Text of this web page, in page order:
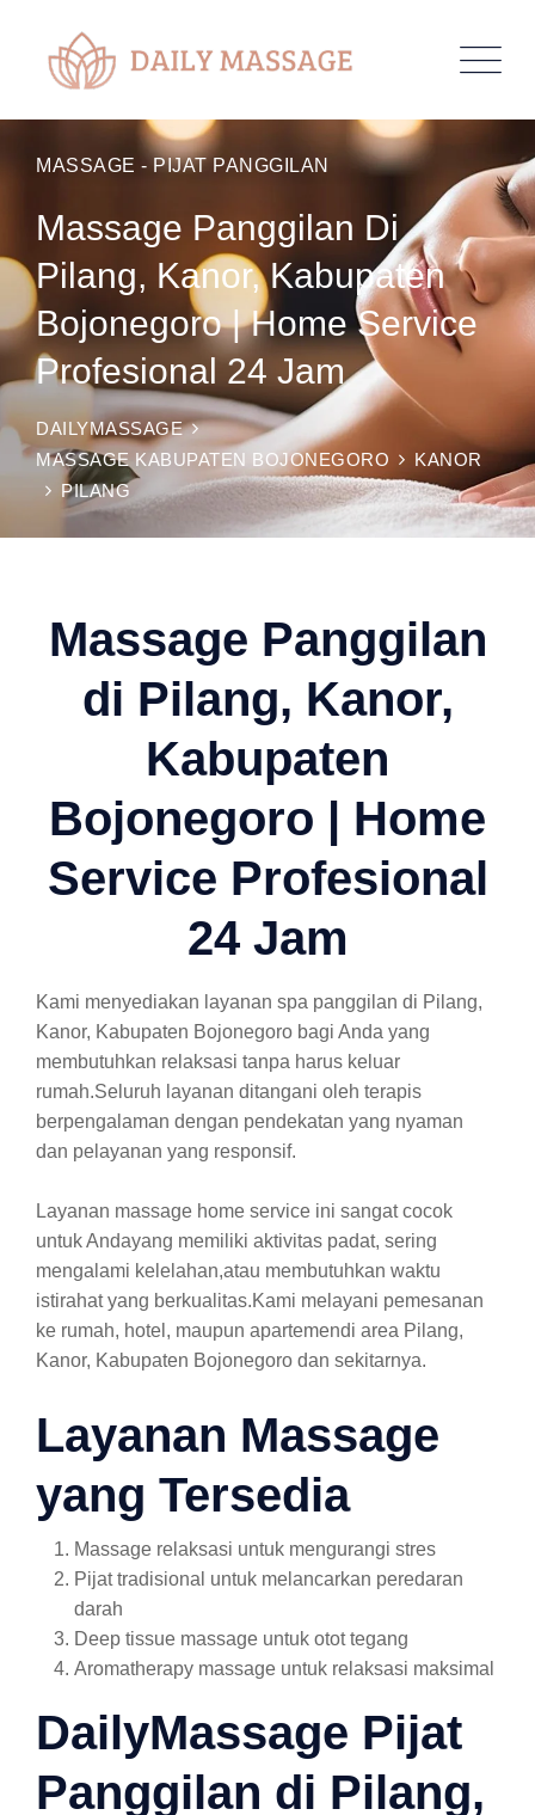
MASSAGE - PIJAT PANGGILAN
Massage Panggilan Di
Pilang, Kanor, Kabupaten
Bojonegoro | Home Service
Profesional 24 Jam
DAILYMASSAGE
MASSAGE KABUPATEN BOJONEGORO
KANOR
PILANG
Massage Panggilan
di Pilang, Kanor,
Kabupaten
Bojonegoro | Home
Service Profesional
24 Jam
Kami menyediakan layanan spa panggilan di Pilang,
Kanor, Kabupaten Bojonegoro bagi Anda yang
membutuhkan relaksasi tanpa harus keluar
rumah.Seluruh layanan ditangani oleh terapis
berpengalaman dengan pendekatan yang nyaman
dan pelayanan yang responsif.
Layanan massage home service ini sangat cocok
untuk Andayang memiliki aktivitas padat, sering
mengalami kelelahan,atau membutuhkan waktu
istirahat yang berkualitas.Kami melayani pemesanan
ke rumah, hotel, maupun apartemendi area Pilang,
Kanor, Kabupaten Bojonegoro dan sekitarnya.
Layanan Massage
yang Tersedia
Massage relaksasi untuk mengurangi stres
Pijat tradisional untuk melancarkan peredaran
darah
Deep tissue massage untuk otot tegang
Aromatherapy massage untuk relaksasi maksimal
DailyMassage Pijat
Panggilan di Pilang,